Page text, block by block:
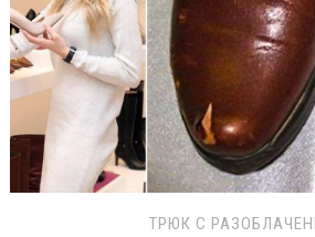
ТРЮК С